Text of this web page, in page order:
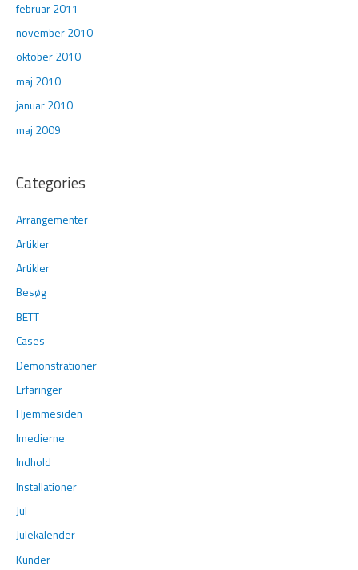
februar 2011
november 2010
oktober 2010
maj 2010
januar 2010
maj 2009
Categories
Arrangementer
Artikler
Artikler
Besøg
BETT
Cases
Demonstrationer
Erfaringer
Hjemmesiden
Imedierne
Indhold
Installationer
Jul
Julekalender
Kunder